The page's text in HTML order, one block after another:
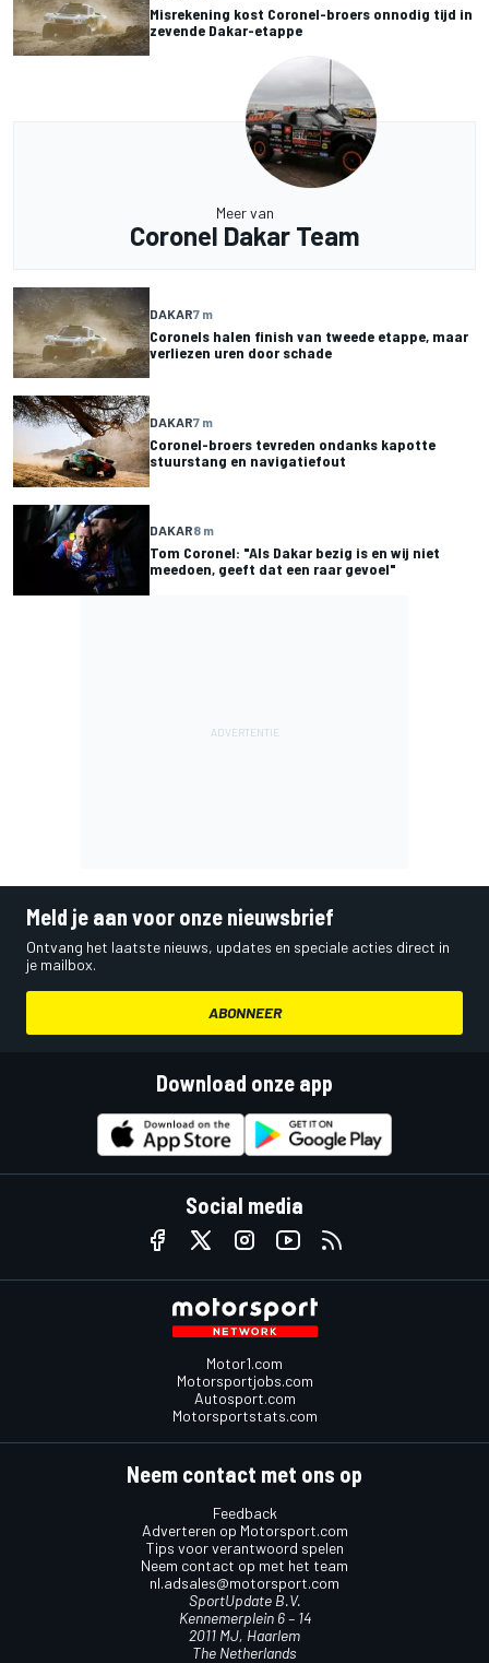
Misrekening kost Coronel-broers onnodig tijd in
zevende Dakar-etappe
Meer van
Coronel Dakar Team
DAKAR7 m
Coronels halen finish van tweede etappe, maar
verliezen uren door schade
DAKAR7 m
Coronel-broers tevreden ondanks kapotte
stuurstang en navigatiefout
DAKAR8 m
Tom Coronel: "Als Dakar bezig is en wij niet
meedoen, geeft dat een raar gevoel"
Meld je aan voor onze nieuwsbrief
Ontvang het laatste nieuws, updates en speciale acties direct in
je mailbox.
ABONNEER
Download onze app
Social media
Motor1.com
Motorsportjobs.com
Autosport.com
Motorsportstats.com
Neem contact met ons op
Feedback
Adverteren op Motorsport.com
Tips voor verantwoord spelen
Neem contact op met het team
nl.adsales@motorsport.com
SportUpdate B.V.
Kennemerplein 6 – 14
2011 MJ, Haarlem
The Netherlands